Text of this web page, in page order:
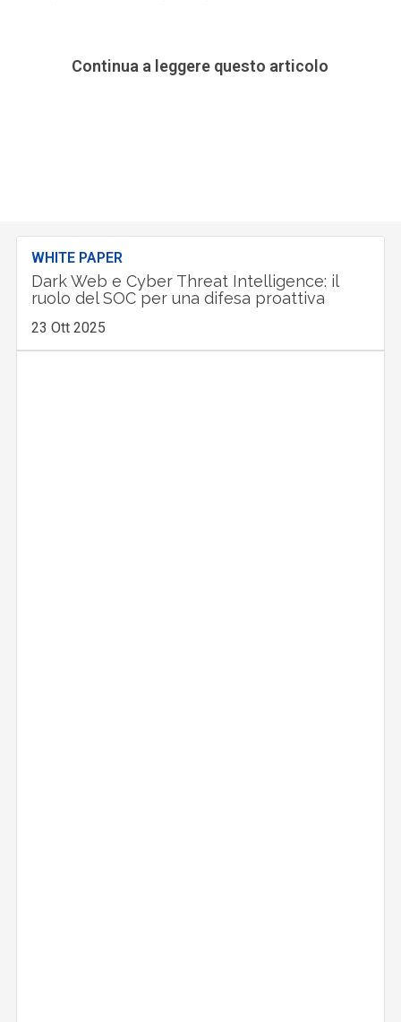
Continua a leggere questo articolo
WHITE PAPER
Dark Web e Cyber Threat Intelligence: il
ruolo del SOC per una difesa proattiva
23 Ott 2025